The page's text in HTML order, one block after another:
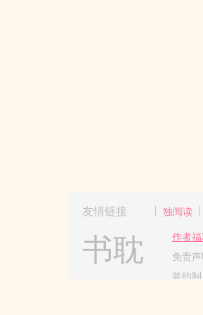
友情链接 独阅读
书耽
作者
免责
签约